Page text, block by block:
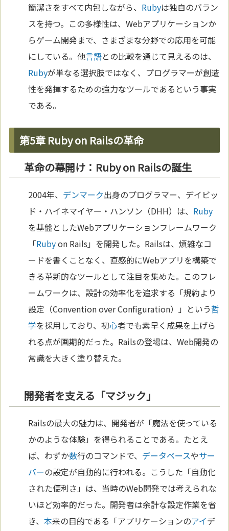
簡潔さをすべて内包しながら、 Rubyは独自のバラン
スを持つ。この多様性は、Webアプリケーションか
らゲーム開発まで、さまざまな分野での応用を可能
にしている。他言語との比較を通じて見えるのは、
Rubyが単なる選択肢ではなく、プログラマーが創造
性を発揮するための強力なツールであるという事実
である。
第5章 Ruby on Railsの革命
革命の幕開け：Ruby on Railsの誕生
2004年、 デンマーク出身のプログラマー、デイビッ
ド・ハイネマイヤー・ハンソン（DHH）は、 Ruby
を基盤としたWebアプリケーションフレームワーク
「Rubyon Rails」を開発した。Railsは、煩雑なコ
ードを書くことなく、直感的にWebアプリを構築で
きる革新的なツールとして注目を集めた。このフレ
ームワークは、設計の効率化を追求する「規約より
設定（Convention over Configuration）」という哲
学を採用しており、初心者でも素早く成果を上げら
れる点が画期的だった。Railsの登場は、Web開発の
常識を大きく塗り替えた。
開発者を支える「マジック」
Railsの最大の魅力は、開発者が「魔法を使っている
かのような体験」を得られることである。たとえ
ば、わずか数行のコマンドで、 データベースやサー
バーの設定が自動的に行われる。こうした「自動化
された便利さ」は、当時のWeb開発では考えられな
いほど効率的だった。開発者は余計な設定作業を省
き、本来の目的である「アプリケーションのアイデ